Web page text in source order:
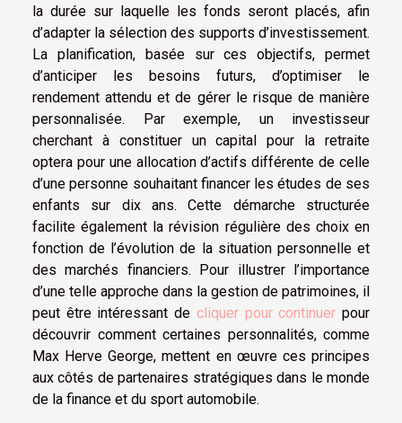
la durée sur laquelle les fonds seront placés, afin
d’adapter la sélection des supports d’investissement.
La planification, basée sur ces objectifs, permet
d’anticiper les besoins futurs, d’optimiser le
rendement attendu et de gérer le risque de manière
personnalisée. Par exemple, un investisseur
cherchant à constituer un capital pour la retraite
optera pour une allocation d’actifs différente de celle
d’une personne souhaitant financer les études de ses
enfants sur dix ans. Cette démarche structurée
facilite également la révision régulière des choix en
fonction de l’évolution de la situation personnelle et
des marchés financiers. Pour illustrer l’importance
d’une telle approche dans la gestion de patrimoines, il
peut être intéressant de cliquer pour continuer pour
découvrir comment certaines personnalités, comme
Max Herve George, mettent en œuvre ces principes
aux côtés de partenaires stratégiques dans le monde
de la finance et du sport automobile.